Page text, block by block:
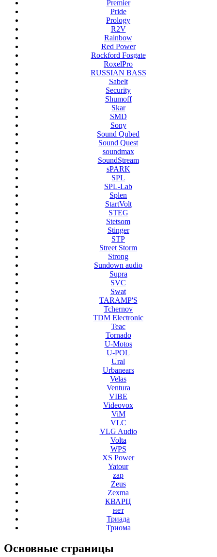
Premier
Pride
Prology
R2V
Rainbow
Red Power
Rockford Fosgate
RoxelPro
RUSSIAN BASS
Sabelt
Security
Shumoff
Skar
SMD
Sony
Sound Qubed
Sound Quest
soundmax
SoundStream
sPARK
SPL
SPL-Lab
Splen
StartVolt
STEG
Stetsom
Stinger
STP
Street Storm
Strong
Sundown audio
Supra
SVC
Swat
TARAMP'S
Tchernov
TDM Electronic
Teac
Tornado
U-Motos
U-POL
Ural
Urbanears
Velas
Ventura
VIBE
Videovox
ViM
VLC
VLG Audio
Volta
WPS
XS Power
Yatour
zap
Zeus
Zexma
КВАРЦ
нет
Триада
Триома
Основные страницы